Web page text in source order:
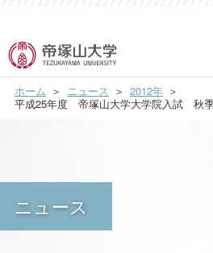
帝塚山大学について
学部・大学院
研究・社会貢献
ホーム ニュース
2012年
平成25年度 帝塚山大学大学院入試 秋
ニュース